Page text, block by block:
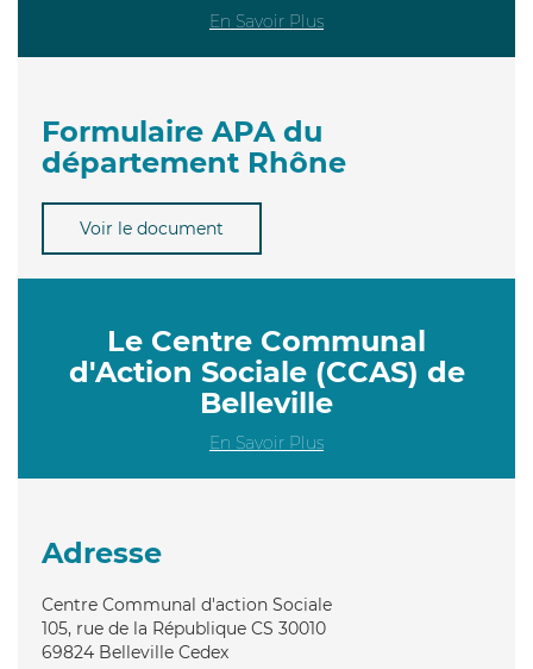
En Savoir Plus
Formulaire APA du
département Rhône
Voir le document
Le Centre Communal
d'Action Sociale (CCAS) de
Belleville
En Savoir Plus
Adresse
Centre Communal d'action Sociale
105, rue de la République CS 30010
69824 Belleville Cedex